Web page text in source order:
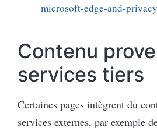
microsoft-edge-and-privacy
Contenu
services tiers
Certaines pages intègrent du
services externes, par exemple